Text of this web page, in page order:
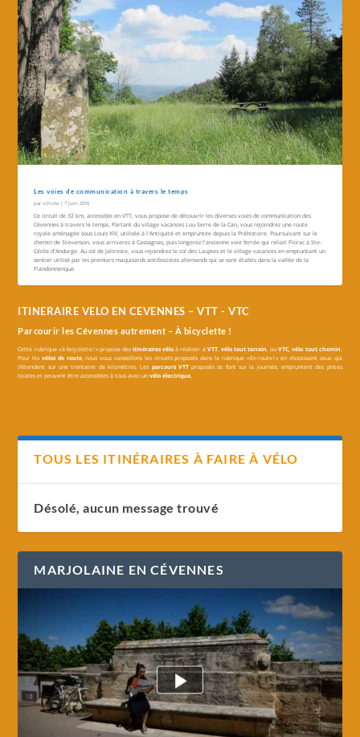
Les voies de communication à travers le temps
parschiste |7 juin 2016
Ce circuit de 32 km, accessible en VTT, vous propose de découvrir les diverses voies de communication des
Cévennes à travers le temps. Partant du village vacances Lou Serre de la Can, vous rejoindrez une route
royale aménagée sous Louis XIV, utilisée à l'Antiquité et empruntée depuis la Préhistoire. Poursuivant sur le
chemin de Stevenson, vous arriverez à Cassagnas, puis longerez l'ancienne voie ferrée qui reliait Florac à Ste-
Cécile d'Andorge. Au col de Jalcreste, vous rejoindrez le col des Laupies et le village vacances en empruntant un
sentier utilisé par les premiers maquisards antifascistes allemands qui se sont établis dans la vallée de la
Flandonnenque.
ITINERAIRE VELO EN CEVENNES – VTT - VTC
Parcourir les Cévennes autrement – À bicyclette !
Cette rubrique « à bicyclette ! » propose desitinéraires vélo à réaliser à VTT, vélo tout terrain, ouVTC, vélo tout chemin.
Pour lesvélos de route, nous vous conseillons les circuits proposés dans la rubrique « En route ! » en choisissant ceux qui
s’étendent sur une trentaine de kilomètres. Les parcours VTTproposés se font sur la journée, empruntent des pistes
locales et peuvent être accessibles à tous avec unvélo électrique.
TOUS LES ITINÉRAIRES À FAIRE À VÉLO
Désolé, aucun message trouvé
MARJOLAINE EN CÉVENNES